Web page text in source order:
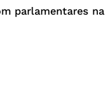
parlamentares na